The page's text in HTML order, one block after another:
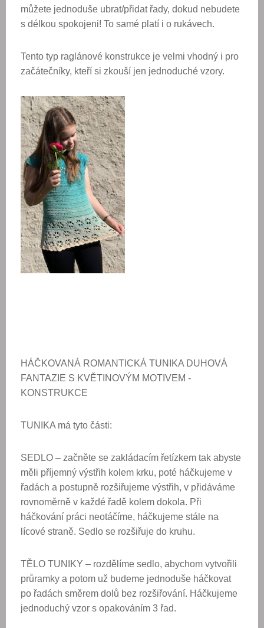
můžete jednoduše ubrat/přidat řady, dokud nebudete
s délkou spokojeni! To samé platí i o rukávech.
Tento typ raglánové konstrukce je velmi vhodný i pro
začátečníky, kteří si zkouší jen jednoduché vzory.
HÁČKOVANÁ ROMANTICKÁ TUNIKA DUHOVÁ
FANTAZIE S KVĚTINOVÝM MOTIVEM -
KONSTRUKCE
TUNIKA má tyto části:
SEDLO – začněte se zakládacím řetízkem tak abyste
měli příjemný výstřih kolem krku, poté háčkujeme v
řadách a postupně rozšiřujeme výstřih, v přidáváme
rovnoměrně v každé řadě kolem dokola. Při
háčkování práci neotáčíme, háčkujeme stále na
lícové straně. Sedlo se rozšiřuje do kruhu.
TĚLO TUNIKY – rozdělíme sedlo, abychom vytvořili
průramky a potom už budeme jednoduše háčkovat
po řadách směrem dolů bez rozšiřování. Háčkujeme
jednoduchý vzor s opakováním 3 řad.